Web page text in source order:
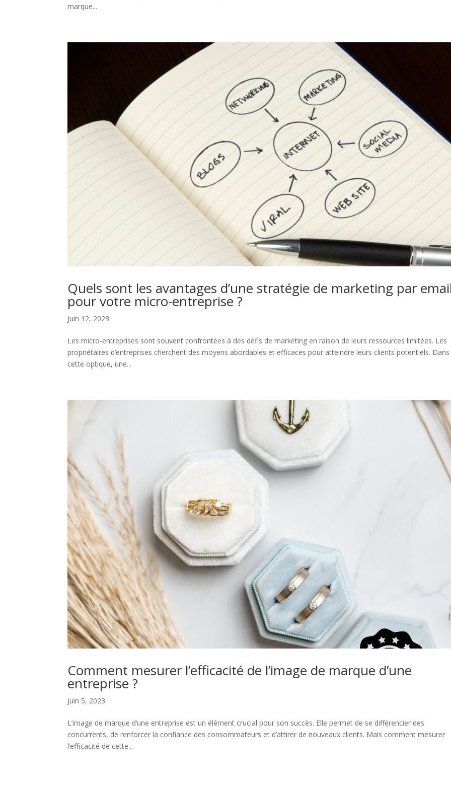
marque...
Quels sont les avantages d’une stratégie de marketing par
pour votre micro-entreprise ?
Juin 12, 2023
Les micro-entreprises sont souvent confrontées à des défis de marketing en raison de leurs ressources limitées. Les
propriétaires d’entreprises cherchent des moyens abordables et efficaces pour atteindre leurs clients potentiels. Dans
cette optique, une...
Comment mesurer l’efficacité de l’image de marque d’une
entreprise ?
Juin 5, 2023
L’image de marque d’une entreprise est un élément crucial pour son succès. Elle permet de se différencier des
concurrents, de renforcer la confiance des consommateurs et d’attirer de nouveaux clients. Mais comment mesurer
l’efficacité de cette...